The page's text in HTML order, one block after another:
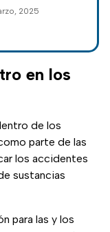
alumnos
la prueba de
conoce
de la
norma.
2025
en los
de los
parte de las
los accidentes
sustancias
para las y los